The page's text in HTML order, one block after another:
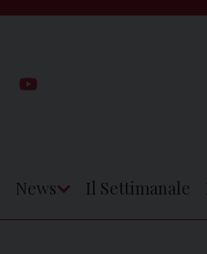
News Il Settimanale